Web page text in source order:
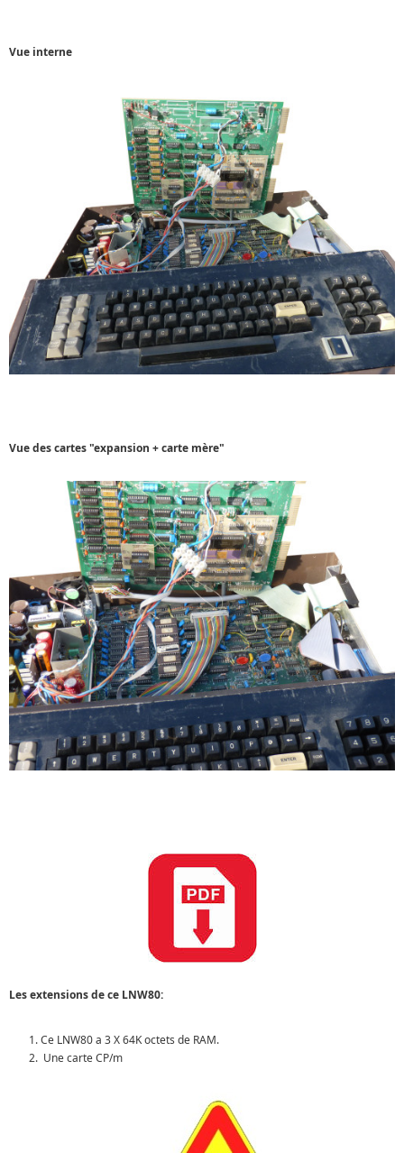
Vue interne
Vue des cartes "expansion + carte mère"
Les extensions de ce LNW80:
Ce LNW80 a 3 X 64K octets de RAM.
Une carte CP/m